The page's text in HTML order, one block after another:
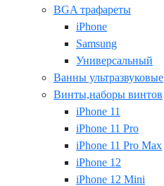
BGA трафареты
iPhone
Samsung
Универсальный
Ванны ультразвуковые
Винты,наборы винтов
iPhone 11
iPhone 11 Pro
iPhone 11 Pro Max
iPhone 12
iPhone 12 Mini